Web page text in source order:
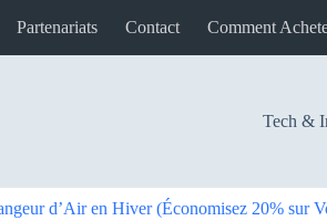
Partenariats Contact Comment
Tech &
d’Air en Hiver (Économisez 20% sur